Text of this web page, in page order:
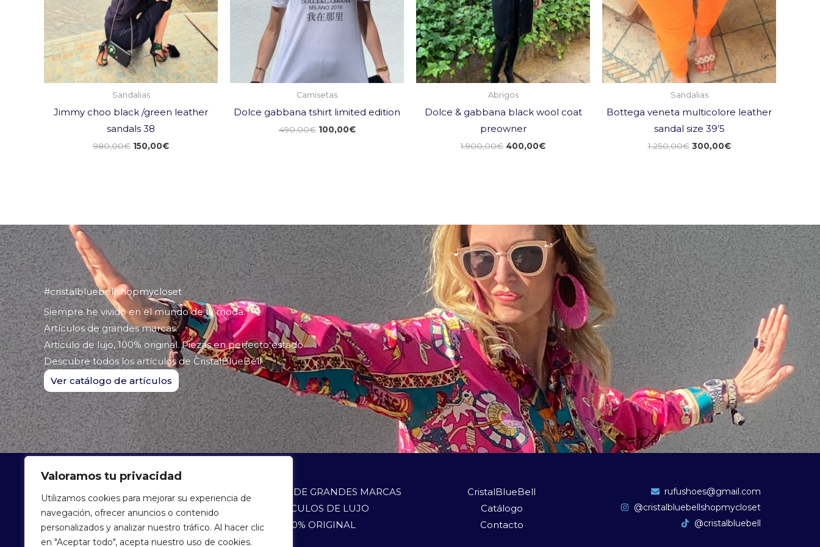
Valoramos tu privacidad
Utilizamos cookies para mejorar su experiencia de
navegación, ofrecer anuncios o contenido
personalizados y analizar nuestro tráfico. Al hacer clic
en "Aceptar todo", acepta nuestro uso de cookies.
Sandalias
Jimmy choo black /green leather
sandals 38
980,00€ 150,00€
Camisetas
Dolce gabbana tshirt limited edition
490,00€ 100,00€
Abrigos
Dolce & gabbana black wool coat
preowner
1.900,00€ 400,00€
Sandalias
Bottega veneta multicolore leather
sandal size 39’5
1.250,00€ 300,00€
#cristalbluebellshopmycloset
Siempre he vivido en el mundo de la moda.
Artículos de grandes marcas.
Articulo de lujo, 100% original. Piezas en perfecto estado.
Descubre todos los artículos de CristalBlueBell
Ver catálogo de artículos
ARTÍCULOS DE GRANDES MARCAS
ARTÍCULOS DE LUJO
100% ORIGINAL
CristalBlueBell
Catálogo
Contacto
rufushoes@gmail.com
@cristalbluebellshopmycloset
@cristalbluebell